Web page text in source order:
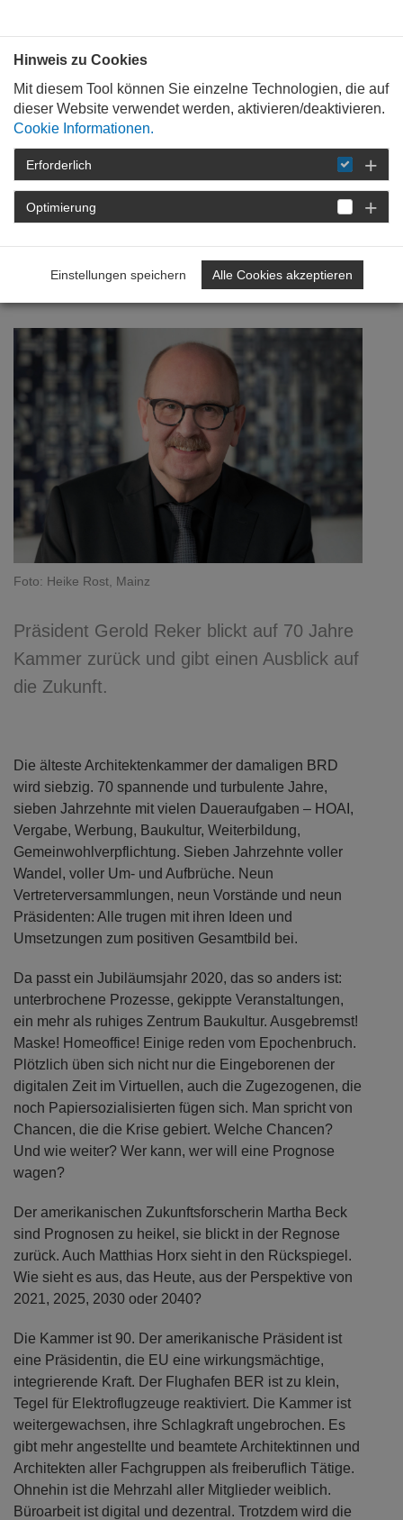
STARTSEITE DETAIL
Im Wandel geübt – 70 Jahre
AKRP
Foto: Heike Rost, Mainz
Präsident Gerold Reker blickt auf 70 Jahre
Kammer zurück und gibt einen Ausblick auf
die Zukunft.
Die älteste Architektenkammer der damaligen BRD
wird siebzig. 70 spannende und turbulente Jahre,
sieben Jahrzehnte mit vielen Daueraufgaben – HOAI,
Vergabe, Werbung, Baukultur, Weiterbildung,
Gemeinwohlverpflichtung. Sieben Jahrzehnte voller
Wandel, voller Um- und Aufbrüche. Neun
Vertreterversammlungen, neun Vorstände und neun
Präsidenten: Alle trugen mit ihren Ideen und
Umsetzungen zum positiven Gesamtbild bei.
Da passt ein Jubiläumsjahr 2020, das so anders ist:
unterbrochene Prozesse, gekippte Veranstaltungen,
ein mehr als ruhiges Zentrum Baukultur. Ausgebremst!
Maske! Homeoffice! Einige reden vom Epochenbruch.
Plötzlich üben sich nicht nur die Eingeborenen der
digitalen Zeit im Virtuellen, auch die Zugezogenen, die
noch Papiersozialisierten fügen sich. Man spricht von
Chancen, die die Krise gebiert. Welche Chancen?
Und wie weiter? Wer kann, wer will eine Prognose
wagen?
Der amerikanischen Zukunftsforscherin Martha Beck
sind Prognosen zu heikel, sie blickt in der Regnose
zurück. Auch Matthias Horx sieht in den Rückspiegel.
Wie sieht es aus, das Heute, aus der Perspektive von
2021, 2025, 2030 oder 2040?
Die Kammer ist 90. Der amerikanische Präsident ist
eine Präsidentin, die EU eine wirkungsmächtige,
integrierende Kraft. Der Flughafen BER ist zu klein,
Tegel für Elektroflugzeuge reaktiviert. Die Kammer ist
weitergewachsen, ihre Schlagkraft ungebrochen. Es
gibt mehr angestellte und beamtete Architektinnen und
Architekten aller Fachgruppen als freiberuflich Tätige.
Ohnehin ist die Mehrzahl aller Mitglieder weiblich.
Büroarbeit ist digital und dezentral. Trotzdem wird die
Hinweis zu Cookies
Mit diesem Tool können Sie einzelne Technologien, die auf
dieser Website verwendet werden, aktivieren/deaktivieren.
Cookie Informationen.
Erforderlich
Optimierung
Einstellungen speichern Alle Cookies akzeptieren